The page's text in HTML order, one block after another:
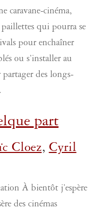
caravane-cinéma,
qui pourra se
pour enchaîner
ou s’installer au
des longs-
part
Cloez,Cyril
À bientôt j’espère
des cinémas